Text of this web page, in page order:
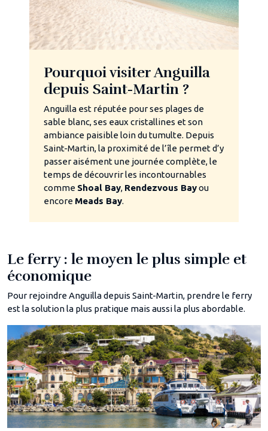
Pourquoi visiter Anguilla
depuis Saint-Martin ?
Anguilla est réputée pour ses plages de
sable blanc, ses eaux cristallines et son
ambiance paisible loin du tumulte. Depuis
Saint-Martin, la proximité de l’île permet d’y
passer aisément une journée complète, le
temps de découvrir les incontournables
comme Shoal Bay, Rendezvous Bayou
encore Meads Bay.
Le ferry : le moyen le plus simple et
économique
Pour rejoindre Anguilla depuis Saint-Martin, prendre le ferry
est la solution la plus pratique mais aussi la plus abordable.